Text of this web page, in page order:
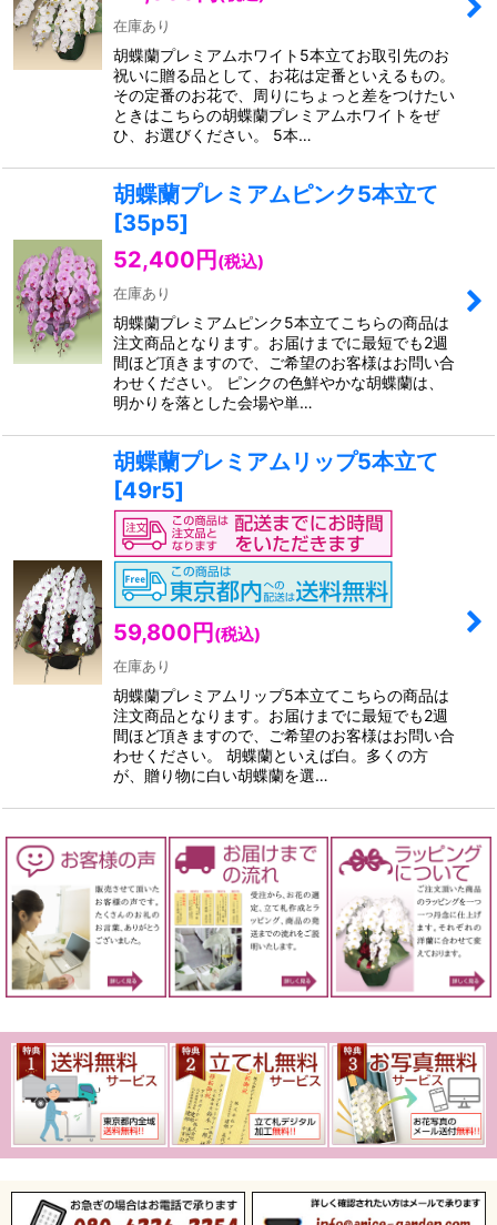
在庫あり
胡蝶蘭プレミアムホワイト5本立てお取引先のお
祝いに贈る品として、お花は定番といえるもの。
その定番のお花で、周りにちょっと差をつけたい
ときはこちらの胡蝶蘭プレミアムホワイトをぜ
ひ、お選びください。 5本…
胡蝶蘭プレミアムピンク5本立て
[35p5]
52,400 円 (税込)
在庫あり
胡蝶蘭プレミアムピンク5本立てこちらの商品は
注文商品となります。お届けまでに最短でも2週
間ほど頂きますので、ご希望のお客様はお問い合
わせください。 ピンクの色鮮やかな胡蝶蘭は、
明かりを落とした会場や単…
胡蝶蘭プレミアムリップ5本立て
[49r5]
59,800 円 (税込)
在庫あり
胡蝶蘭プレミアムリップ5本立てこちらの商品は
注文商品となります。お届けまでに最短でも2週
間ほど頂きますので、ご希望のお客様はお問い合
わせください。 胡蝶蘭といえば白。多くの方
が、贈り物に白い胡蝶蘭を選…